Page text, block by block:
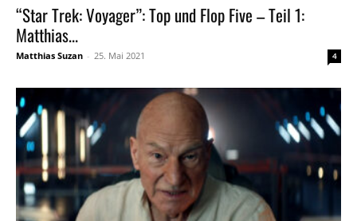
“Star Trek: Voyager”: Top und Flop Five – Teil 1:
Matthias...
Matthias Suzan - 25. Mai 2021 4